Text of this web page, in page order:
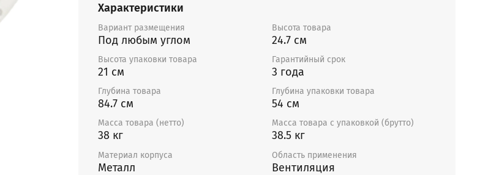
Характеристики
Вариант размещения
Под любым углом
Высота товара
24.7 см
Высота упаковки товара
21 см
Гарантийный срок
3 года
Глубина товара
84.7 см
Глубина упаковки товара
54 см
Масса товара (нетто)
38 кг
Масса товара с упаковкой (брутто)
38.5 кг
Материал корпуса
Металл
Область применения
Вентиляция